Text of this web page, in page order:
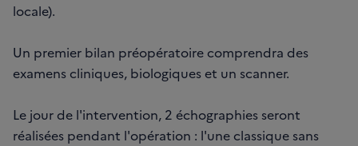
locale).
Un premier bilan préopératoire comprendra des
examens cliniques, biologiques et un scanner.
Le jour de l'intervention, 2 échographies seront
réalisées pendant l'opération : l'une classique sans